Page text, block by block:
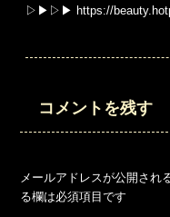
▷▶︎▷▶︎ https://
コメントを残す
メールアドレスが公開され
る欄は必須項目です